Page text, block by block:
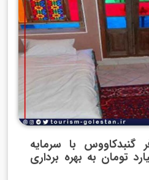
گنبدکاووس با سرمایه
بیش از 2 میلیارد تومان به بهره برداری